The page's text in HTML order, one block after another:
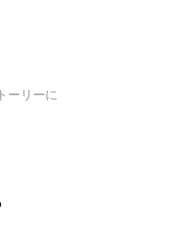
ーリーに